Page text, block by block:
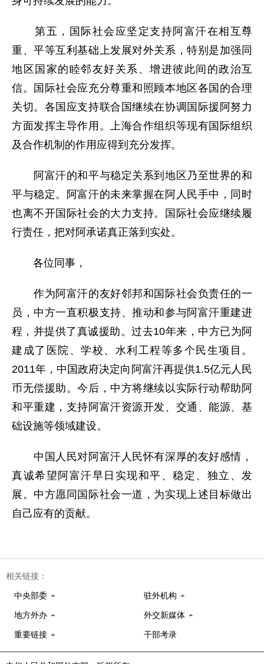
第五，国际社会应坚定支持阿富汗在相互尊
重、平等互利基础上发展对外关系，特别是加强同
地区国家的睦邻友好关系、增进彼此间的政治互
信。国际社会应充分尊重和照顾本地区各国的合理
关切。各国应支持联合国继续在协调国际援阿努力
方面发挥主导作用。上海合作组织等现有国际组织
及合作机制的作用应得到充分发挥。
阿富汗的和平与稳定关系到地区乃至世界的和
平与稳定。阿富汗的未来掌握在阿人民手中，同时
也离不开国际社会的大力支持。国际社会应继续履
行责任，把对阿承诺真正落到实处。
各位同事，
作为阿富汗的友好邻邦和国际社会负责任的一
员，中方一直积极支持、推动和参与阿富汗重建进
程，并提供了真诚援助。过去10年来，中方已为阿
建成了医院、学校、水利工程等多个民生项目。
2011年，中国政府决定向阿富汗再提供1.5亿元人民
币无偿援助。今后，中方将继续以实际行动帮助阿
和平重建，支持阿富汗资源开发、交通、能源、基
础设施等领域建设。
中国人民对阿富汗人民怀有深厚的友好感情，
真诚希望阿富汗早日实现和平、稳定、独立、发
展。中方愿同国际社会一道，为实现上述目标做出
自己应有的贡献。
相关链接：
中央部委 驻外机构
地方外办 外交新媒体
重要链接 干部考录